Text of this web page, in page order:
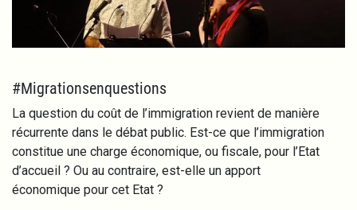
#Migrationsenquestions
La question du coût de l’immigration revient de manière
récurrente dans le débat public. Est-ce que l’immigration
constitue une charge économique, ou fiscale, pour l’Etat
d’accueil ? Ou au contraire, est-elle un apport
économique pour cet Etat ?